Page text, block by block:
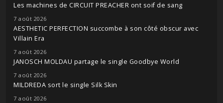
Les machines de CIRCUIT PREACHER ont soif de sang
7 août 2026
AESTHETIC PERFECTION succombe à son côté obscur avec
Villain Era
7 août 2026
JANOSCH MOLDAU partage le single Goodbye World
7 août 2026
MILDREDA sort le single Silk Skin
7 août 2026